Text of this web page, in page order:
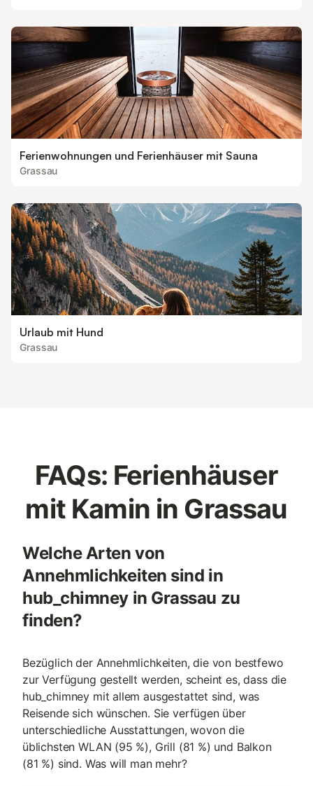
Ferienwohnungen und Ferienhäuser mit Sauna
Grassau
Urlaub mit Hund
Grassau
FAQs: Ferienhäuser
mit Kamin in Grassau
Welche Arten von
Annehmlichkeiten sind in
hub_chimney in Grassau zu
finden?
Bezüglich der Annehmlichkeiten, die von bestfewo
zur Verfügung gestellt werden, scheint es, dass die
hub_chimney mit allem ausgestattet sind, was
Reisende sich wünschen. Sie verfügen über
unterschiedliche Ausstattungen, wovon die
üblichsten WLAN (95 %), Grill (81 %) und Balkon
(81 %) sind. Was will man mehr?